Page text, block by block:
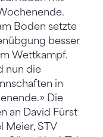
Boden setzte
besser
Wettkampf.
nun die
in
Die
an David Fürst
Meier, STV